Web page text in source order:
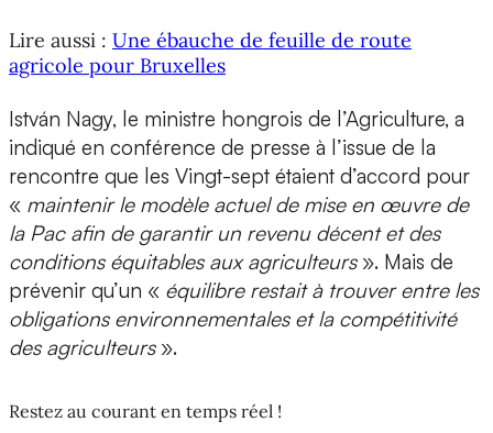
Lire aussi : Une ébauche de feuille de route
agricole pour Bruxelles
István Nagy, le ministre hongrois de l’Agriculture, a
indiqué en conférence de presse à l’issue de la
rencontre que les Vingt-sept étaient d’accord pour
« maintenir le modèle actuel de mise en œuvre de
la Pac afin de garantir un revenu décent et des
conditions équitables aux agriculteurs ». Mais de
prévenir qu’un « équilibre restait à trouver entre les
obligations environnementales et la compétitivité
des agriculteurs».
Restez au courant en temps réel !